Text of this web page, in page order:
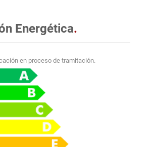
Energética.
en proceso de tramitación.